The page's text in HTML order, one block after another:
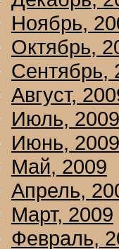
Ноябрь,
Октябрь,
Сентябрь,
Август,
Июль, 2009
Июнь, 2009
Май, 2009
Апрель,
Март, 2009
Февраль,